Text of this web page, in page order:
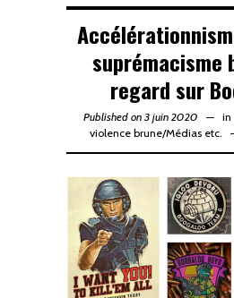
suprémacisme
regard sur
Published on 3 juin 2020 in
violence brune/Médias etc.